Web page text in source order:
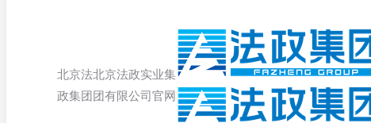
北京法
政集团
北京法政实业集
团有限公司官网